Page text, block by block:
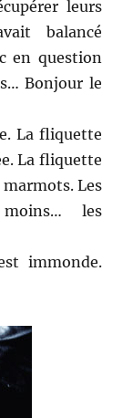
leurs
balancé
en question
Bonjour le
La fliquette
La fliquette
Les
les
immonde.